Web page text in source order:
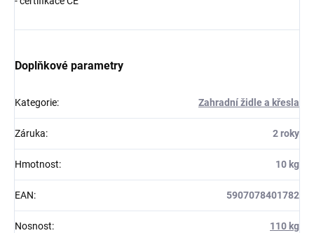
Doplňkové parametry
Kategorie: Zahradní židle a křesla
Záruka: 2 roky
Hmotnost: 10 kg
EAN: 5907078401782
Nosnost: 110 kg